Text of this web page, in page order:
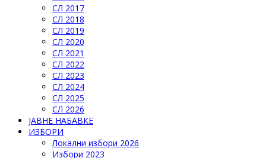
СЛ 2017
СЛ 2018
СЛ 2019
СЛ 2020
СЛ 2021
СЛ 2022
СЛ 2023
СЛ 2024
СЛ 2025
СЛ 2026
ЈАВНЕ НАБАВКЕ
ИЗБОРИ
Локални избори 2026
Избори 2023